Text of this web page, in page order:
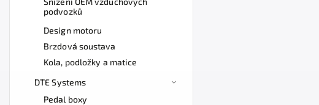
podvozků
Design motoru
Brzdová soustava
Kola, podložky a matice
DTE Systems
Pedal boxy